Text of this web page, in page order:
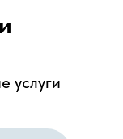
услуги